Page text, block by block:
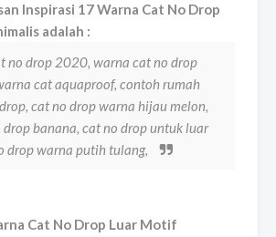
Inspirasi 17 Warna Cat No Drop
adalah :
no drop 2020, warna cat no drop
cat aquaproof, contoh rumah
cat no drop warna hijau melon,
banana, cat no drop untuk luar
drop warna putih tulang,
Cat No Drop Luar Motif